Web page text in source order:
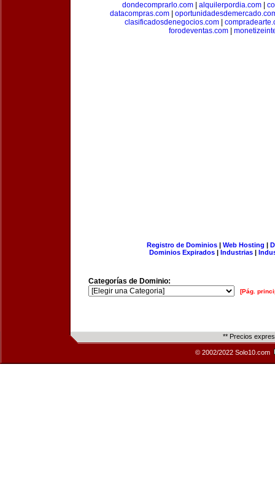
dondecomprarlo.com| alquilerpordia.com|
datacompras.com
clasificadosdenegocios.com|
forodeventas.com|
Registro de Dominios| Web Hosting |
Dominios Expirados | Industrias |
Categorías de Dominio:
[Pág.
** Precios
© 2002/2022 Solo10.com